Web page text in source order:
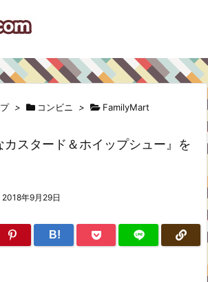
> コンビニ > FamilyMart
カスタード＆ホイップシュー』を
2018年9月29日
B!